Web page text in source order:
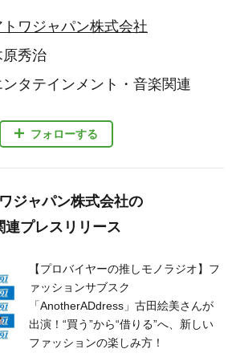
フォローする
トワジャパン株式会社
原秀治
ンタテインメント・音楽関連
ジャパン株式会社の
連プレスリリース
【プロバイヤーの推しモノラジオ】フ
ァッションサブスク
「AnotherADdress」古田絵美さんが
出演！“買う”から“借りる”へ、新しい
ファッションの楽しみ方！